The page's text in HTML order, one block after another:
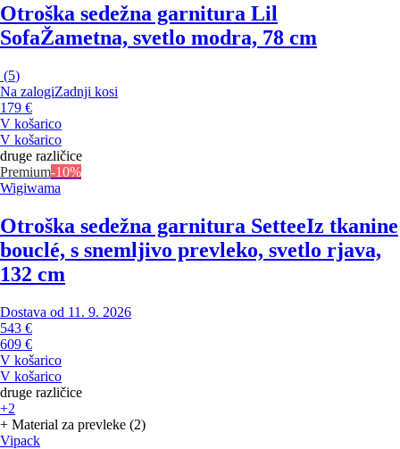
Otroška sedežna garnitura Lil
SofaŽametna, svetlo modra, 78 cm
(5)
Na zalogiZadnji kosi
179 €
V košarico
V košarico
druge različice
Premium-10%
Wigiwama
Otroška sedežna garnitura SetteeIz tkanine
bouclé, s snemljivo prevleko, svetlo rjava,
132 cm
Dostava od 11. 9. 2026
543 €
609 €
V košarico
V košarico
druge različice
+2
+ Material za prevleke (2)
Vipack